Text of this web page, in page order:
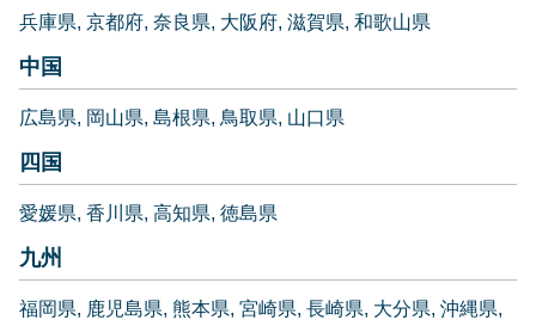
兵庫県 京都府 奈良県 大阪府 滋賀県 和歌山県
中国
広島県 岡山県 島根県 鳥取県 山口県
四国
愛媛県 香川県 高知県 徳島県
九州
福岡県 鹿児島県 熊本県 宮崎県 長崎県 大分県 沖縄県